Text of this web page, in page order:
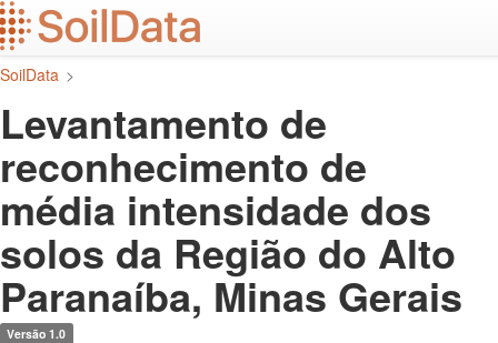
Ir
para
o
conteúdo
SoilData >
Levantamento de
reconhecimento de
média intensidade dos
solos da Região do Alto
Paranaíba, Minas Gerais
Versão 1.0